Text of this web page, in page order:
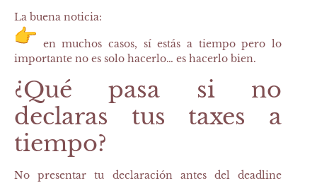
La buena noticia:
en muchos casos, sí estás a tiempopero lo
importante no es solo hacerlo… es hacerlo bien.
¿Qué pasa si no
declaras tus taxes a
tiempo?
No presentar tu declaración antes del deadline